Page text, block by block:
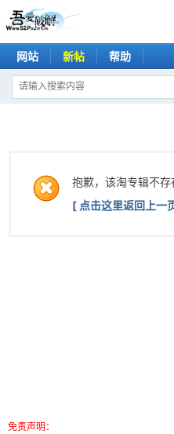
网站 新帖 帮助
抱歉，该淘专辑不
[ 点击这里返回上一
免责声明：